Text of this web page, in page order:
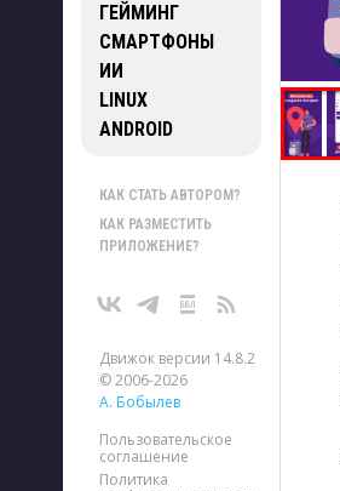
ГЕЙМИНГ
СМАРТФОНЫ
ИИ
LINUX
ANDROID
КАК СТАТЬ АВТОРОМ?
КАК РАЗМЕСТИТЬ
ПРИЛОЖЕНИЕ?
Движок версии 14.8.2
© 2006-2026
А. Бобылев
Пользовательское
соглашение
Политика